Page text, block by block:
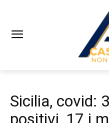
Sicilia, covid:
positivi, 17 i